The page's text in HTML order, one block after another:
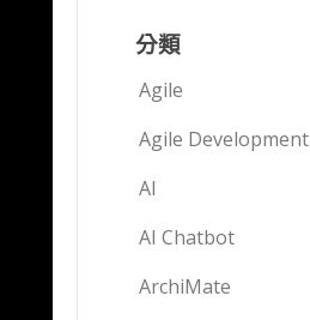
分類
Agile
Agile Development
AI
AI Chatbot
ArchiMate